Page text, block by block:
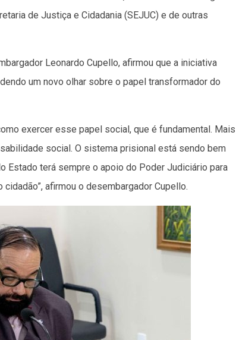
de Justiça e Cidadania (SEJUC) e de outras
Leonardo Cupello, afirmou que a iniciativa
um novo olhar sobre o papel transformador do
exercer esse papel social, que é fundamental. Mais
social. O sistema prisional está sendo bem
Estado terá sempre o apoio do Poder Judiciário para
afirmou o desembargador Cupello.